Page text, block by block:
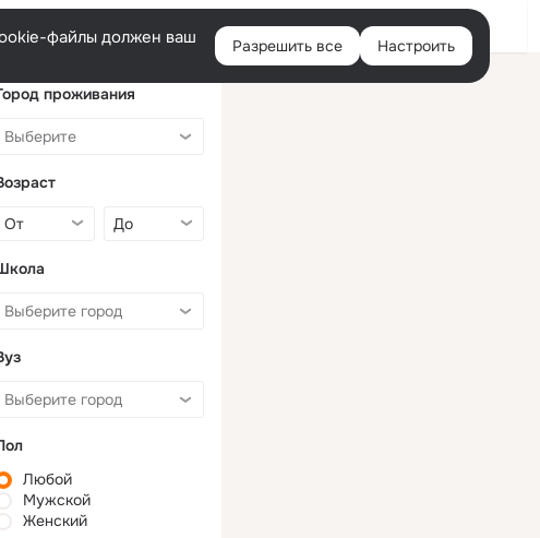
Войти
файлы должен ваш
Разрешить все Настроить
проживания
Любой
Мужской
Женский